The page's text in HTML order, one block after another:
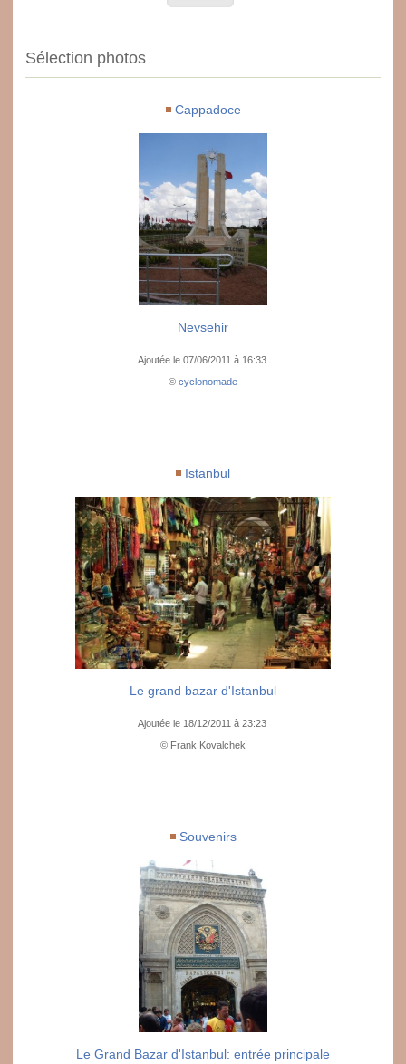
Sélection photos
Cappadoce
Nevsehir
Ajoutée le 07/06/2011 à 16:33
© cyclonomade
Istanbul
Le grand bazar d'Istanbul
Ajoutée le 18/12/2011 à 23:23
© Frank Kovalchek
Souvenirs
Le Grand Bazar d'Istanbul: entrée principale